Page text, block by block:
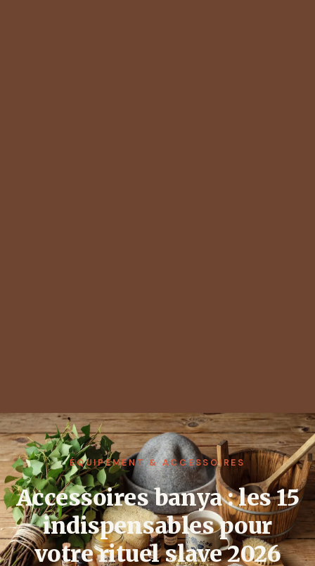
ÉQUIPEMENT & ACCESSOIRES
Accessoires banya : les 15
indispensables pour
votre rituel slave 2026